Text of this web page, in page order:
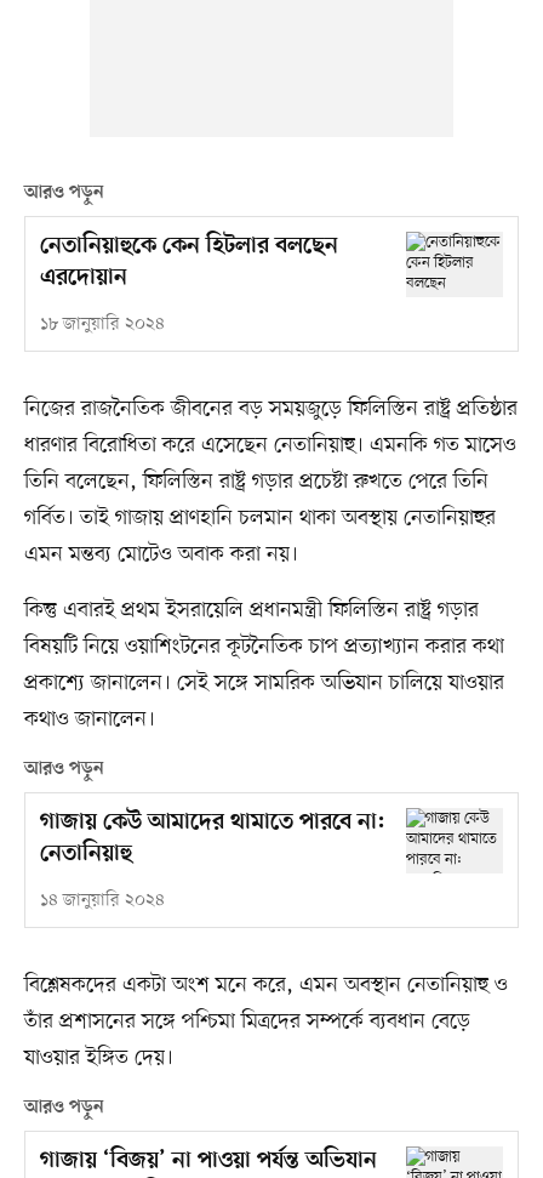
আরও পড়ুন
নেতানিয়াহুকে কেন হিটলার বলছেন
এরদোয়ান
১৮ জানুয়ারি ২০২৪
নিজের রাজনৈতিক জীবনের বড় সময়জুড়ে ফিলিস্তিন রাষ্ট্র প্রতিষ্ঠার
ধারণার বিরোধিতা করে এসেছেন নেতানিয়াহু। এমনকি গত মাসেও
তিনি বলেছেন, ফিলিস্তিন রাষ্ট্র গড়ার প্রচেষ্টা রুখতে পেরে তিনি
গর্বিত। তাই গাজায় প্রাণহানি চলমান থাকা অবস্থায় নেতানিয়াহুর
এমন মন্তব্য মোটেও অবাক করা নয়।
কিন্তু এবারই প্রথম ইসরায়েলি প্রধানমন্ত্রী ফিলিস্তিন রাষ্ট্র গড়ার
বিষয়টি নিয়ে ওয়াশিংটনের কূটনৈতিক চাপ প্রত্যাখ্যান করার কথা
প্রকাশ্যে জানালেন। সেই সঙ্গে সামরিক অভিযান চালিয়ে যাওয়ার
কথাও জানালেন।
আরও পড়ুন
গাজায় কেউ আমাদের থামাতে পারবে না:
নেতানিয়াহু
১৪ জানুয়ারি ২০২৪
বিশ্লেষকদের একটা অংশ মনে করে, এমন অবস্থান নেতানিয়াহু ও
তাঁর প্রশাসনের সঙ্গে পশ্চিমা মিত্রদের সম্পর্কে ব্যবধান বেড়ে
যাওয়ার ইঙ্গিত দেয়।
আরও পড়ুন
গাজায় ‘বিজয়’ না পাওয়া পর্যন্ত অভিযান